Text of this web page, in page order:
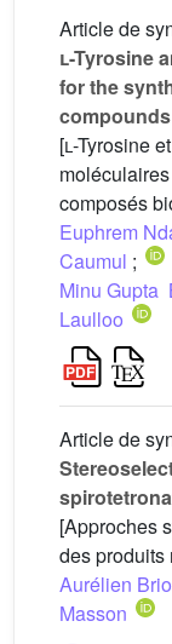
Article de
l-Tyrosine
for the
compounds
[l-Tyrosine et
composés
Euphrem
Caumul ;
Minu Gupta
Laulloo
Article de
[Approches
des produits
Aurélien
Masson